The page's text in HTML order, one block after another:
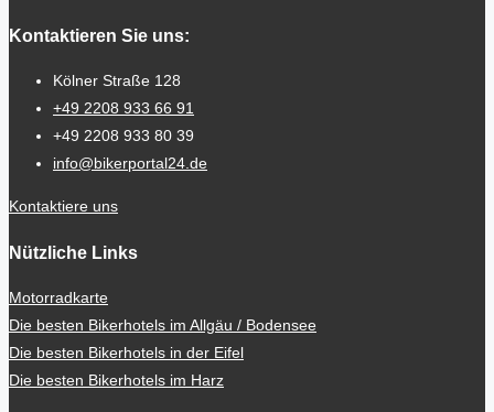
Kontaktieren Sie uns:
Kölner Straße 128
+49 2208 933 66 91
+49 2208 933 80 39
info@bikerportal24.de
Kontaktiere uns
Nützliche Links
Motorradkarte
Die besten Bikerhotels im Allgäu / Bodensee
Die besten Bikerhotels in der Eifel
Die besten Bikerhotels im Harz